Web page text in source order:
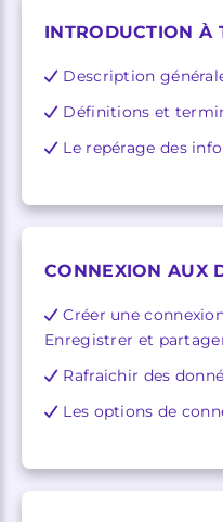
INTRODUCTION À
Description
Définitions et
Le repérage des
CONNEXION AUX
Créer une
Enregistrer et
Rafraichir des
Les options de